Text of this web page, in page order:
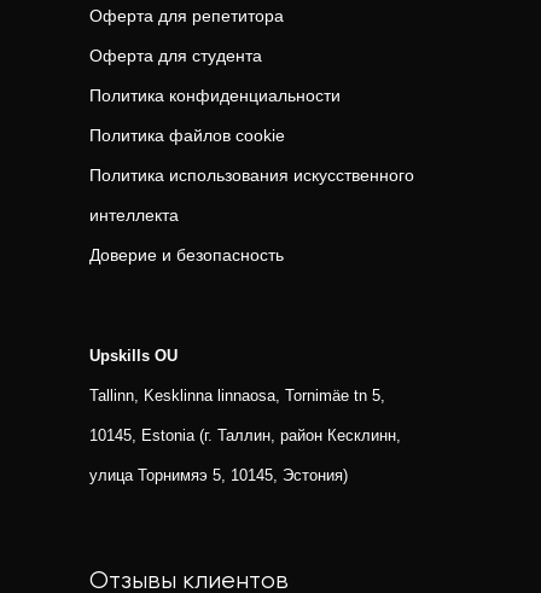
Оферта для репетитора
Оферта для студента
Политика конфиденциальности
Политика файлов cookie
Политика использования искусственного
интеллекта
Доверие и безопасность
Upskills OU
Tallinn, Kesklinna linnaosa, Tornimäe tn 5,
10145, Estonia (г. Таллин, район Кесклинн,
улица Торнимяэ 5, 10145, Эстония)
Отзывы клиентов